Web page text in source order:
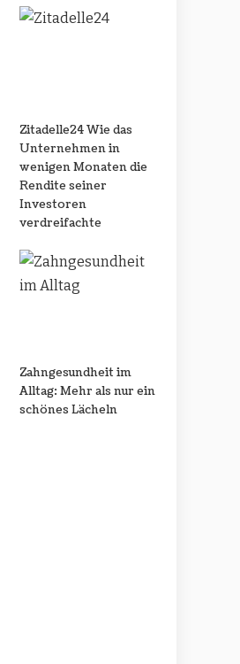
Zitadelle24 Wie das
Unternehmen in
wenigen Monaten die
Rendite seiner
Investoren
verdreifachte
Zahngesundheit im
Alltag: Mehr als nur ein
schönes Lächeln